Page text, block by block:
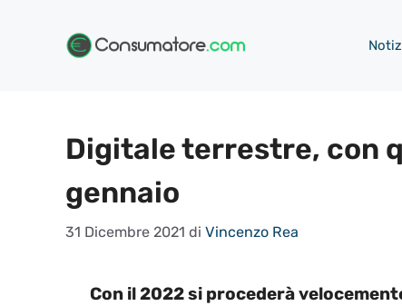
Digitale terrestre, con
gennaio
31 Dicembre 2021 di Vincenzo Rea
Con il 2022 si procederà